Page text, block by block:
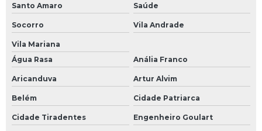
Manutenção em transmissores de pressão
Manutenção medidor de pressão
Calibração de instrumentos de pressão
Calibração de transmissor de pressão
Empresa de calibração
Empresa de calibração de instrumentos
Santo Amaro Saúde
Socorro Vila Andrade
Vila Mariana
Água Rasa
Anália Franco
Aricanduva Artur Alvim
Belém Cidade Patriarca
Cidade Tiradentes Engenheiro Goulart